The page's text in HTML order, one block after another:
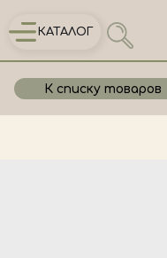
КАТАЛОГ
К списку товаров